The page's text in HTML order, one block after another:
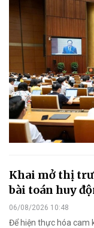
Khai mở thị
bài toán huy
06/08/2026 10:48
Để hiện thực hóa cam